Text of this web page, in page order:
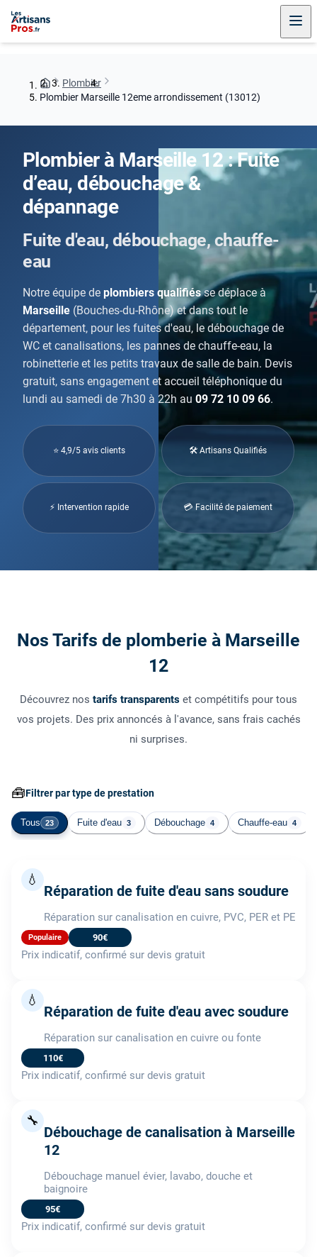
Plombier
Plombier Marseille 12eme arrondissement (13012)
Plombier à Marseille 12 : Fuite
d’eau, débouchage &
dépannage
Fuite d'eau, débouchage, chauffe-
eau
Notre équipe de plombiers qualifiésse déplace à
Marseille (Bouches-du-Rhône) et dans tout le
département, pour les fuites d'eau, le débouchage de
WC et canalisations, les pannes de chauffe-eau, la
robinetterie et les petits travaux de salle de bain. Devis
gratuit, sans engagement et accueil téléphonique du
lundi au samedi de 7h30 à 22h au 09 72 10 09 66.
⭐ 4,9/5 avis clients 🛠 Artisans Qualifiés
⚡ Intervention rapide 💳 Facilité de paiement
Nos Tarifs de plomberie à Marseille
12
Découvrez nos tarifs transparents et compétitifs pour tous
vos projets. Des prix annoncés à l'avance, sans frais cachés
ni surprises.
🧰Filtrer par type de prestation
Tous 23 Fuite d'eau 3 Débouchage 4 Chauffe-eau 4
💧
Réparation de fuite d'eau sans soudure
Réparation sur canalisation en cuivre, PVC, PER et PE
Populaire 90€
Prix indicatif, confirmé sur devis gratuit
💧
Réparation de fuite d'eau avec soudure
Réparation sur canalisation en cuivre ou fonte
110€
Prix indicatif, confirmé sur devis gratuit
🔧
Débouchage de canalisation à Marseille
12
Débouchage manuel évier, lavabo, douche et
baignoire
95€
Prix indicatif, confirmé sur devis gratuit